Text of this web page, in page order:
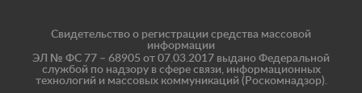
Свидетельство о регистрации средства массовой
информации
ЭЛ № ФС 77 – 68905 от 07.03.2017 выдано Федеральной
службой по надзору в сфере связи, информационных
технологий и массовых коммуникаций (Роскомнадзор).